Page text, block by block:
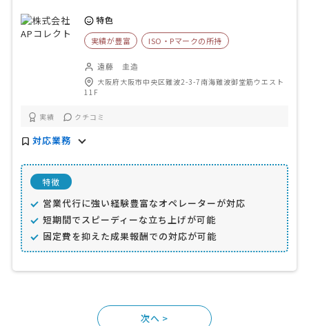
特色
実績が豊富 ISO・Pマークの所持
遠藤 圭造
大阪府大阪市中央区難波2-3-7南海難波御堂筋ウエスト
11F
実績 クチコミ
対応業務
特徴
営業代行に強い経験豊富なオペレーターが対応
短期間でスピーディーな立ち上げが可能
固定費を抑えた成果報酬での対応が可能
>